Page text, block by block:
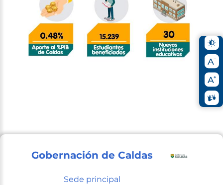
Gobernación de Caldas
Sede principal